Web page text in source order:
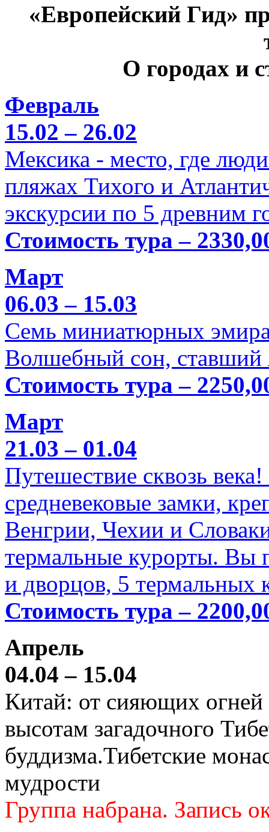
«Европейский Гид»
О городах и
Февраль
15.02 – 26.02
Мексика - место, где
пляжах Тихого и
экскурсии по 5 древним
Стоимость тура –
Март
06.03 – 15.03
Семь миниатюрных
Волшебный сон, ставший
Стоимость тура –
Март
21.03 – 01.04
Путешествие сквозь
средневековые замки,
Венгрии, Чехии и
термальные курорты. Вы
и дворцов, 5 термальных
Стоимость тура –
Апрель
04.04 – 15.04
Китай: от сияющих
высотам загадочного
буддизма.Тибетские
мудрости
Группа набрана. Запись